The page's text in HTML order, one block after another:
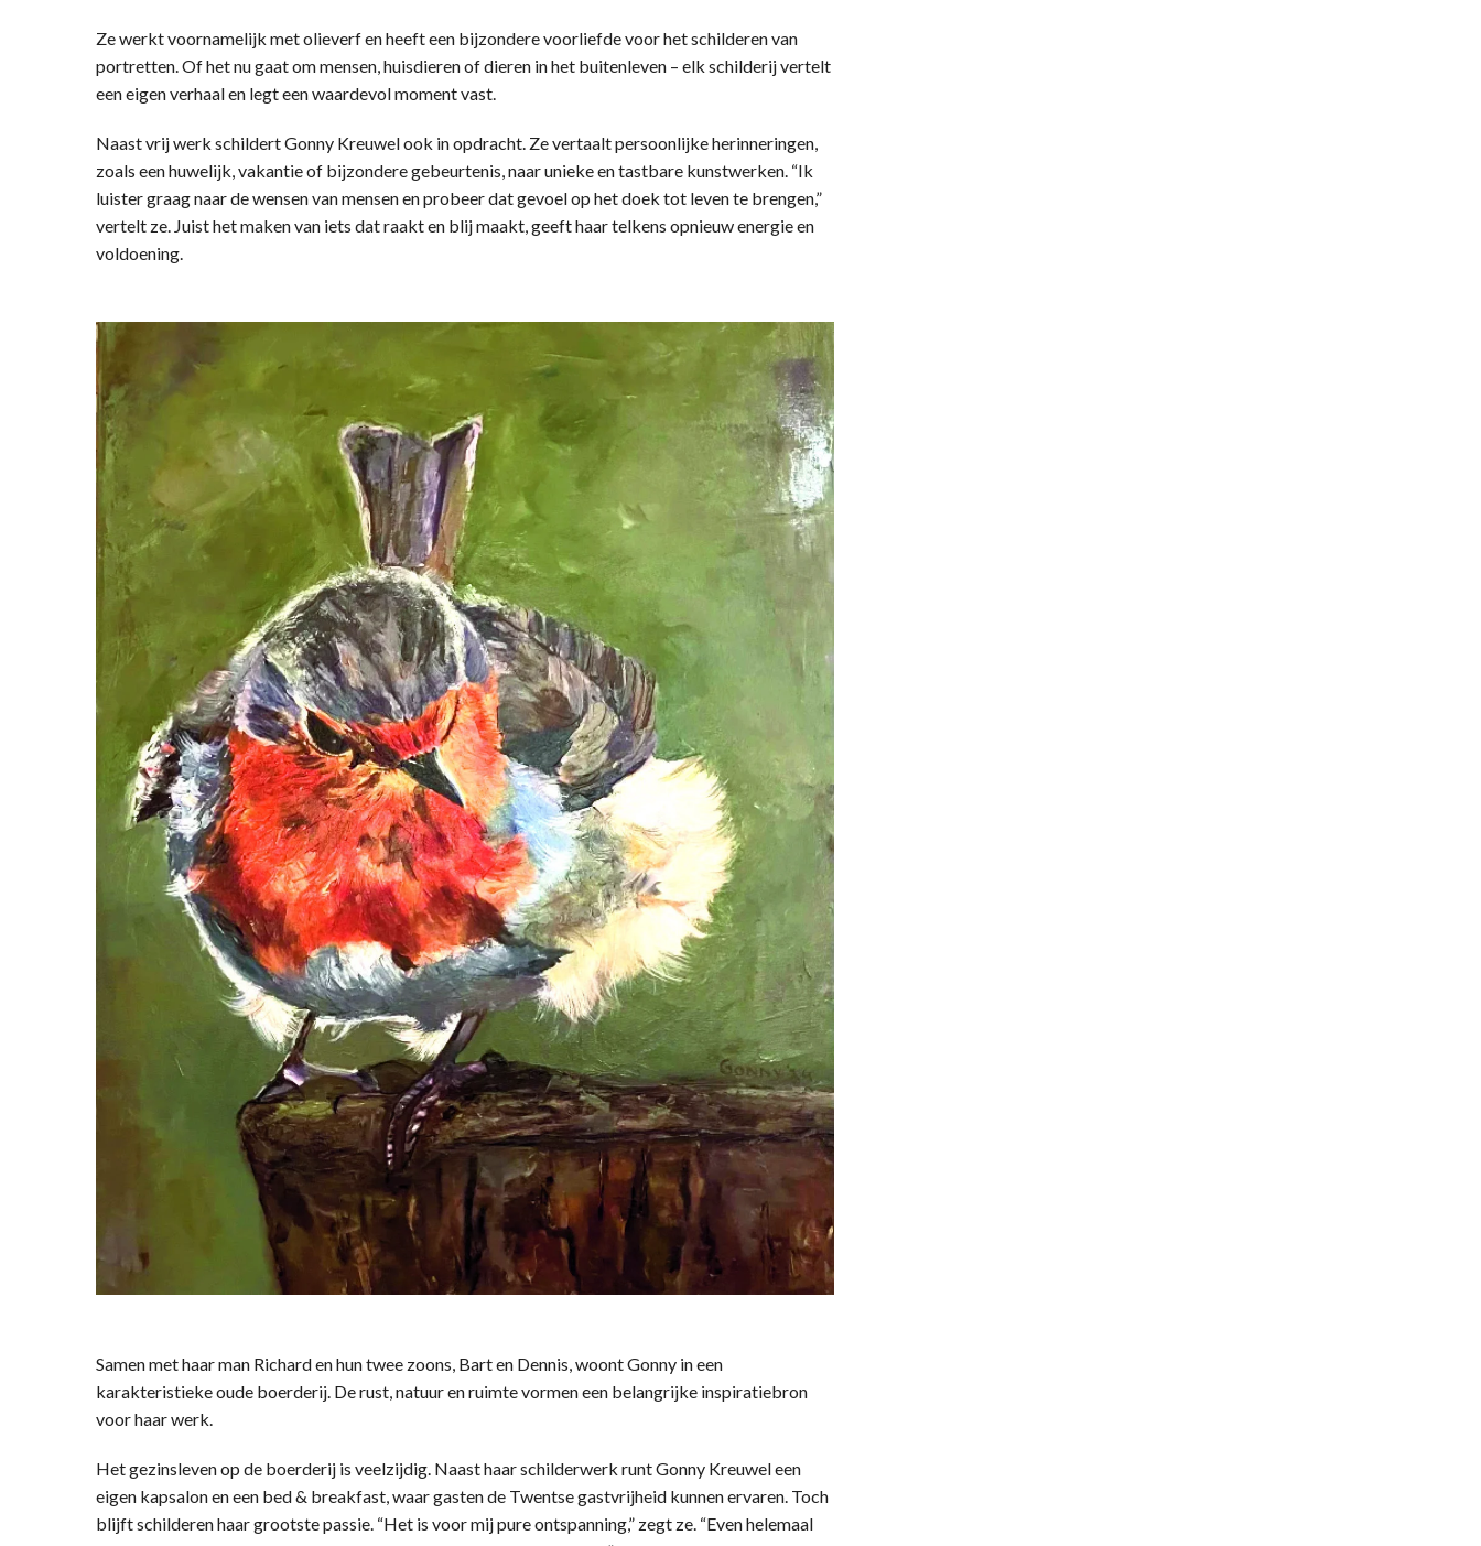
Ze werkt voornamelijk met olieverf en heeft een bijzondere voorliefde voor het schilderen van
portretten. Of het nu gaat om mensen, huisdieren of dieren in het buitenleven – elk schilderij vertelt
een eigen verhaal en legt een waardevol moment vast.
Naast vrij werk schildert Gonny Kreuwel ook in opdracht. Ze vertaalt persoonlijke herinneringen,
zoals een huwelijk, vakantie of bijzondere gebeurtenis, naar unieke en tastbare kunstwerken. “Ik
luister graag naar de wensen van mensen en probeer dat gevoel op het doek tot leven te brengen,”
vertelt ze. Juist het maken van iets dat raakt en blij maakt, geeft haar telkens opnieuw energie en
voldoening.
Samen met haar man Richard en hun twee zoons, Bart en Dennis, woont Gonny in een
karakteristieke oude boerderij. De rust, natuur en ruimte vormen een belangrijke inspiratiebron
voor haar werk.
Het gezinsleven op de boerderij is veelzijdig. Naast haar schilderwerk runt Gonny Kreuwel een
eigen kapsalon en een bed & breakfast, waar gasten de Twentse gastvrijheid kunnen ervaren. Toch
blijft schilderen haar grootste passie. “Het is voor mij pure ontspanning,” zegt ze. “Even helemaal